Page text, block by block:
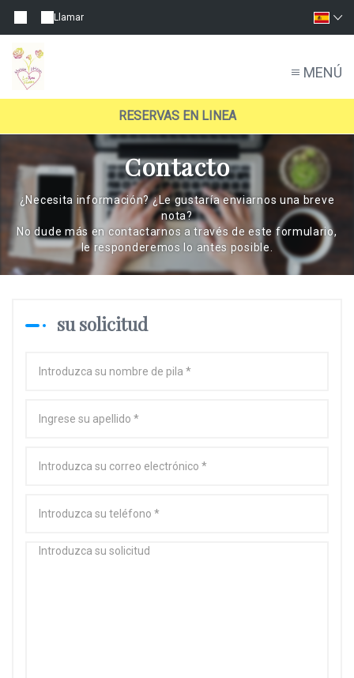
Llamar
MENÚ
RESERVAS EN LINEA
Contacto
¿Necesita información? ¿Le gustaría enviarnos una breve
nota?
No dude más en contactarnos a través de este formulario,
le responderemos lo antes posible.
su solicitud